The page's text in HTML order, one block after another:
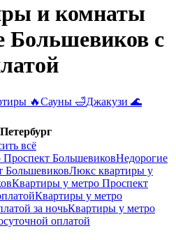
и комнаты
Большевиков c
🔥Сауны 🛁Джакузи 🌊
всё
БольшевиковНедорогие
БольшевиковЛюкс квартиры у
Квартиры у метро Проспект
Квартиры у метро
за ночьКвартиры у метро
оплатой